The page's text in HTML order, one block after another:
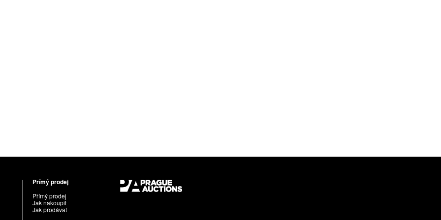
Přímý prodej
Přímý prodej
Jak nakoupit
Jak prodávat